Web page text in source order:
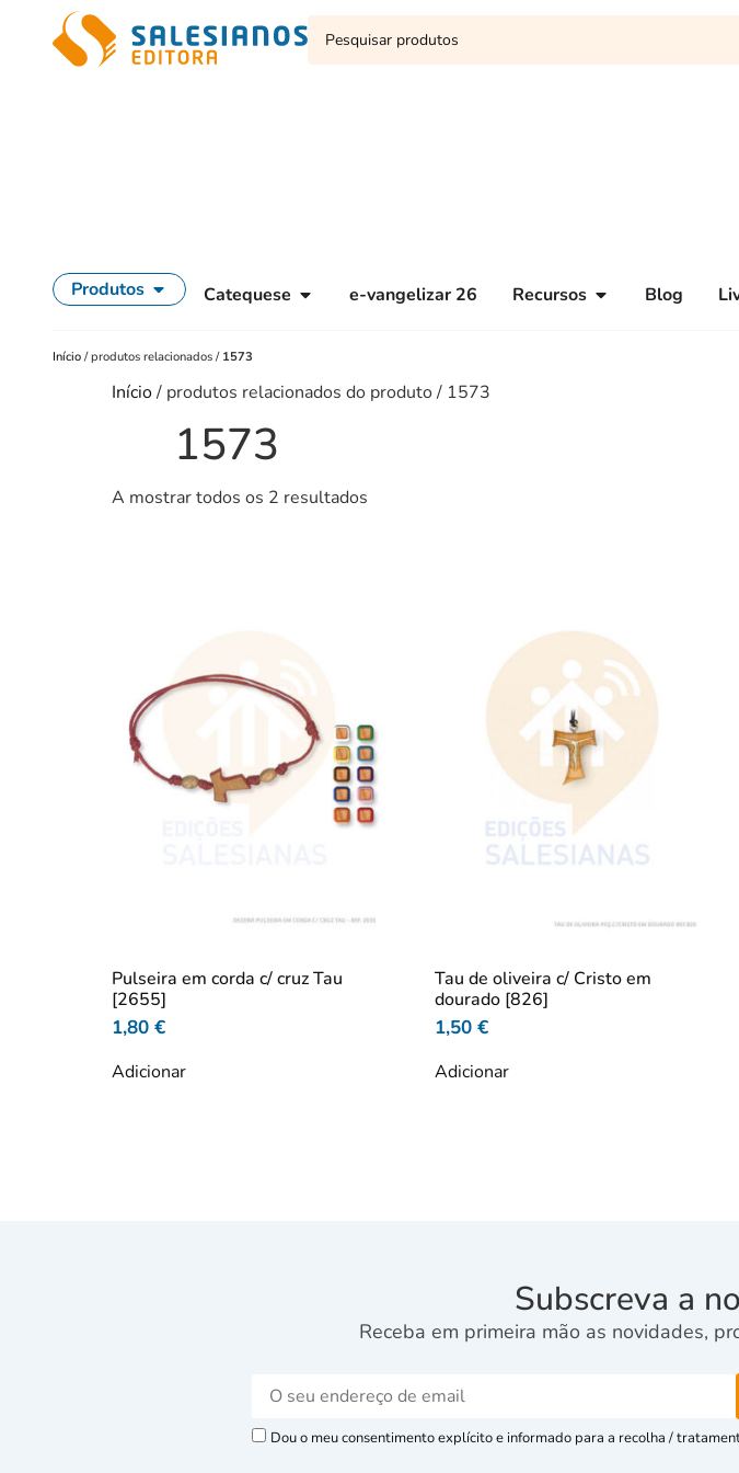
Produtos Catequese e-vangelizar 26 Recursos Blog
Início /produtos relacionados / 1573
Início/ produtos relacionados do produto / 1573
1573
A mostrar todos os 2 resultados
Pulseira em corda c/ cruz Tau
[2655]
1,80 €
Adicionar
Tau de oliveira c/ Cristo em
dourado [826]
1,50 €
Adicionar
Subscreva a
Receba em primeira mão as novidades,
Dou o meu consentimento explícito e informado para a recolha /